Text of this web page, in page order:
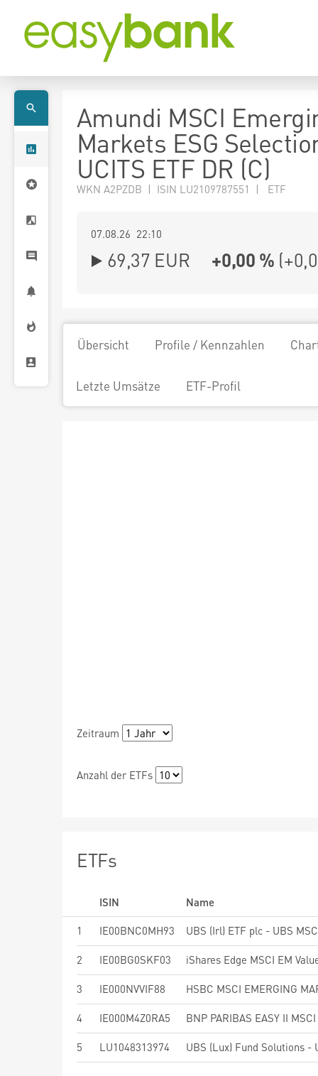
Amundi MSCI
Markets ESG
UCITS ETF DR (C)
WKN A2PZDB | ISIN LU2109787551 | ETF
07.08.26 22:10
69,37 EUR +0,00 % (
Übersicht Profile / Kennzahlen
Letzte Umsätze ETF-Profil
Zeitraum
Anzahl der ETFs
ETFs
ISIN
Name
1
IE00BNC0MH93
2 IE00BG0SKF03 iShares Edge MSCI EM
3 IE000NVVIF88
4 IE000M4Z0RA5
5 LU1048313974